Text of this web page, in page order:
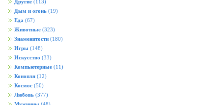
Другие (113)
Дым и огонь (19)
Еда (67)
Животные (323)
Знаменитости (180)
Игры (148)
Искусство (33)
Компьютерные (11)
Конопля (12)
Космос (50)
Любовь (377)